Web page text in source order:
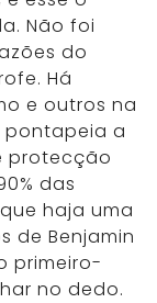
Não foi
do
Há
e outros na
pontapeia a
protecção
das
haja uma
de Benjamin
primeiro-
no dedo.